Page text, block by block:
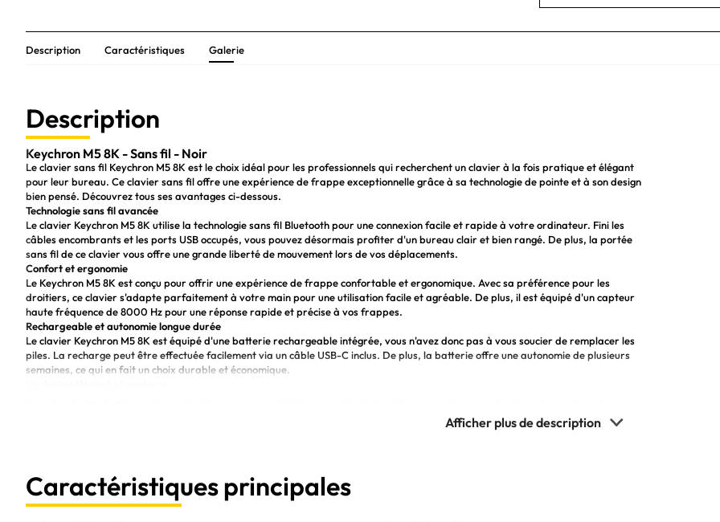
Description Caractéristiques Galerie
Description
Keychron M5 8K - Sans fil - Noir
Le clavier sans fil Keychron M5 8K est le choix idéal pour les professionnels qui recherchent un clavier à la fois pratique et élégant
pour leur bureau. Ce clavier sans fil offre une expérience de frappe exceptionnelle grâce à sa technologie de pointe et à son design
bien pensé. Découvrez tous ses avantages ci-dessous.
Technologie sans fil avancée
Le clavier Keychron M5 8K utilise la technologie sans fil Bluetooth pour une connexion facile et rapide à votre ordinateur. Fini les
câbles encombrants et les ports USB occupés, vous pouvez désormais profiter d'un bureau clair et bien rangé. De plus, la portée
sans fil de ce clavier vous offre une grande liberté de mouvement lors de vos déplacements.
Confort et ergonomie
Le Keychron M5 8K est conçu pour offrir une expérience de frappe confortable et ergonomique. Avec sa préférence pour les
droitiers, ce clavier s'adapte parfaitement à votre main pour une utilisation facile et agréable. De plus, il est équipé d'un capteur
haute fréquence de 8000 Hz pour une réponse rapide et précise à vos frappes.
Rechargeable et autonomie longue durée
Le clavier Keychron M5 8K est équipé d'une batterie rechargeable intégrée, vous n'avez donc pas à vous soucier de remplacer les
piles. La recharge peut être effectuée facilement via un câble USB-C inclus. De plus, la batterie offre une autonomie de plusieurs
semaines, ce qui en fait un choix durable et économique.
Avantages :
Batterie rechargeable avec une autonomie longue durée
Design élégant et moderne, adapté à tous les styles de bureau
Caractéristiques principales